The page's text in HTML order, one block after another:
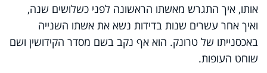
אותו, איך התגרש מאשתו הראשונה לפני כשלושים שנה,
ואיך אחר עשרים שנות בדידות נשא את אשתו השנייה
באכסנייתו של טרונק. הוא אף נקב בשם מסדר הקידושין ושם
שוחט העופות.